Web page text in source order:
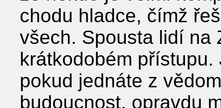
chodu hladce, čímž
všech. Spousta lidí na
krátkodobém
pokud jednáte z
budoucnost, opravdu